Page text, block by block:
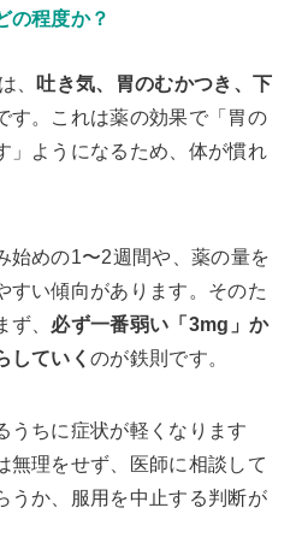
の程度か？
、 吐き気、胃のむかつき、下
す。これは薬の効果で「胃の
」ようになるため、体が慣れ
始めの1〜2週間や、薬の量を
すい傾向があります。そのた
、 必ず一番弱い「3mg」か
していくのが鉄則です。
うちに症状が軽くなります
無理をせず、医師に相談して
うか、服用を中止する判断が